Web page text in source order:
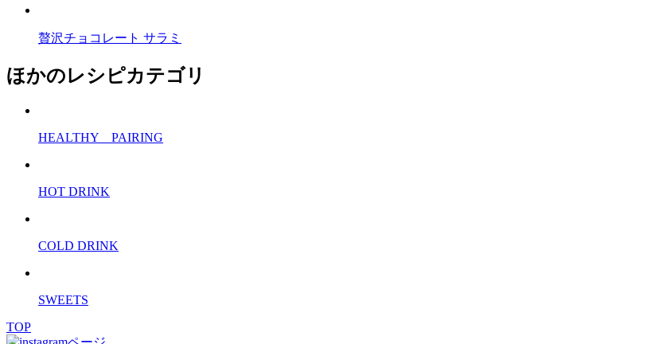
贅沢チョコレート サラミ
ほかのレシピカテゴリ
HEALTHY PAIRING
HOT DRINK
COLD DRINK
SWEETS
TOP